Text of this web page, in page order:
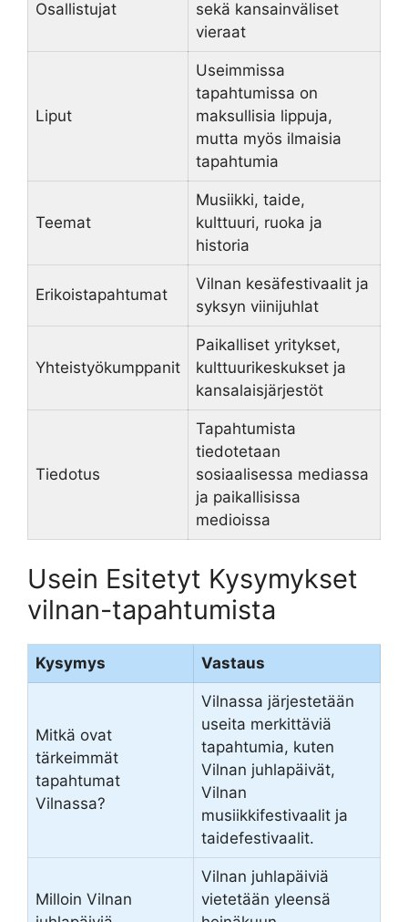
Osallistujat
sekä kansainväliset
vieraat
Liput
Useimmissa
tapahtumissa on
maksullisia lippuja,
mutta myös ilmaisia
tapahtumia
Teemat
Musiikki, taide,
kulttuuri, ruoka ja
historia
Erikoistapahtumat
Vilnan kesäfestivaalit ja
syksyn viinijuhlat
Yhteistyökumppanit
Paikalliset yritykset,
kulttuurikeskukset ja
kansalaisjärjestöt
Tiedotus
Tapahtumista
tiedotetaan
sosiaalisessa mediassa
ja paikallisissa
medioissa
Usein Esitetyt Kysymykset
vilnan-tapahtumista
Kysymys Vastaus
Mitkä ovat
tärkeimmät
tapahtumat
Vilnassa?
Vilnassa järjestetään
useita merkittäviä
tapahtumia, kuten
Vilnan juhlapäivät,
Vilnan
musiikkifestivaalit ja
taidefestivaalit.
Milloin Vilnan
Vilnan juhlapäiviä
vietetään yleensä